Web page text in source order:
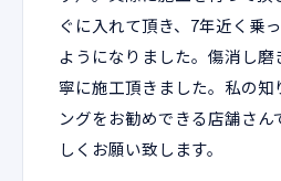
ぐに入れて頂き、7年近く乗
ようになりました。傷消し
寧に施工頂きました。私の知
ングをお勧めできる店舗さん
しくお願い致します。